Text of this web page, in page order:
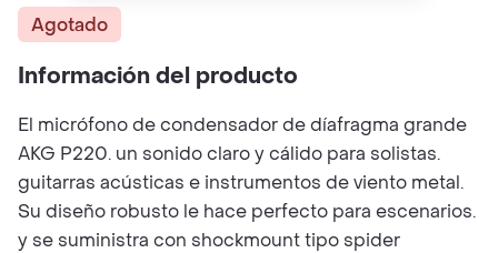
Agotado
Información del producto
El micrófono de condensador de díafragma grande
AKG P220. un sonido claro y cálido para solistas.
guitarras acústicas e instrumentos de viento metal.
Su diseño robusto le hace perfecto para escenarios.
y se suministra con shockmount tipo spider